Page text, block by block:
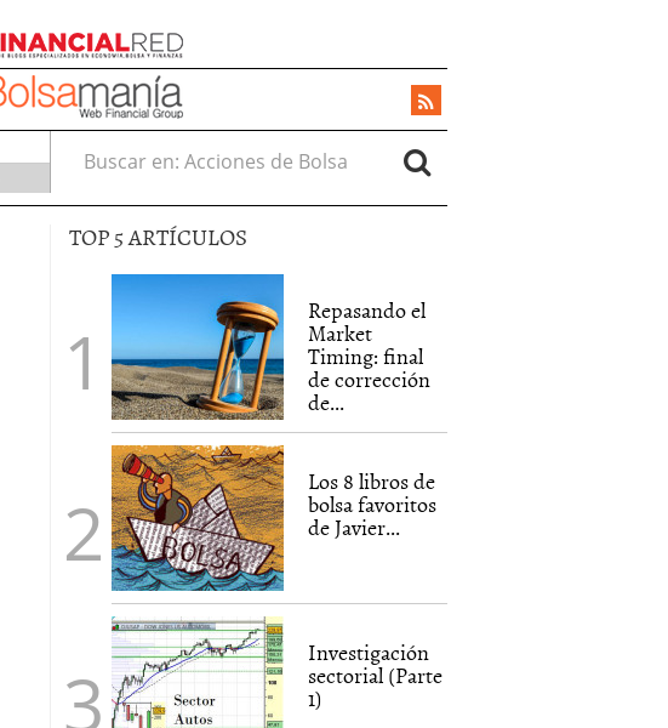
Buscar en:
TOP 5 ARTÍCULOS
Repasando el
Market
Timing: final
de corrección
de...
Los 8 libros de
bolsa favoritos
de Javier...
Investigación
sectorial (Parte
1)